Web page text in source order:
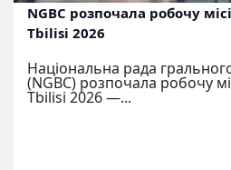
NGBC розпочала робочу
Tbilisi 2026
Національна рада
(NGBC) розпочала робочу
Tbilisi 2026 —...